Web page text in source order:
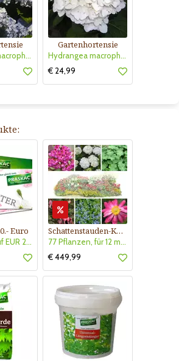
Hydrangea macrophylla 'Endless Summer'
Gartenhortensie
Hydrangea macrophylla 'The Bride'
€ 24,99
Euro
Gutscheinkauf EUR 20.-
Schattenstauden-Kollektion Nr. 630
77 Pflanzen, für 12 m² Blumenbeet, halbschattig - schattig
€ 449,99